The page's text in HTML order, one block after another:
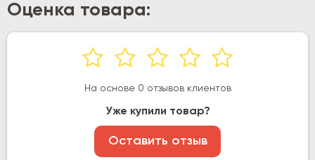
Оценка товара:
На основе 0 отзывов клиентов
Уже купили товар?
Оставить отзыв